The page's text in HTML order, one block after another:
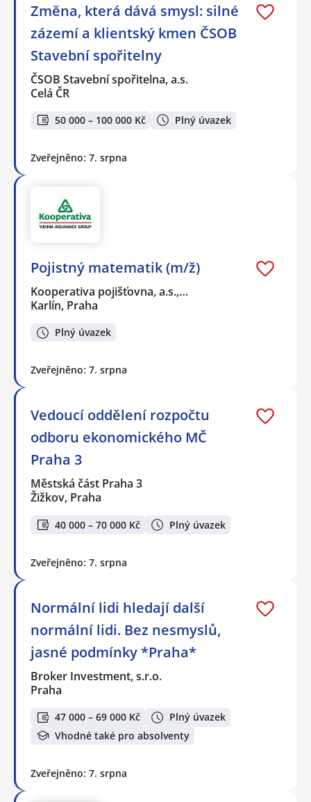
Změna, která dává smysl: silné
zázemí a klientský kmen ČSOB
Stavební spořitelny
ČSOB Stavební spořitelna, a.s.
Celá ČR
50 000 – 100 000 Kč Plný úvazek
Zveřejněno: 7. srpna
Pojistný matematik (m/ž)
Kooperativa pojišťovna, a.s.,…
Karlín, Praha
Plný úvazek
Zveřejněno: 7. srpna
Vedoucí oddělení rozpočtu
odboru ekonomického MČ
Praha 3
Městská část Praha 3
Žižkov, Praha
40 000 – 70 000 Kč Plný úvazek
Zveřejněno: 7. srpna
Normální lidi hledají další
normální lidi. Bez nesmyslů,
jasné podmínky *Praha*
Broker Investment, s.r.o.
Praha
47 000 – 69 000 Kč
Plný úvazek
Vhodné také pro absolventy
Zveřejněno: 7. srpna